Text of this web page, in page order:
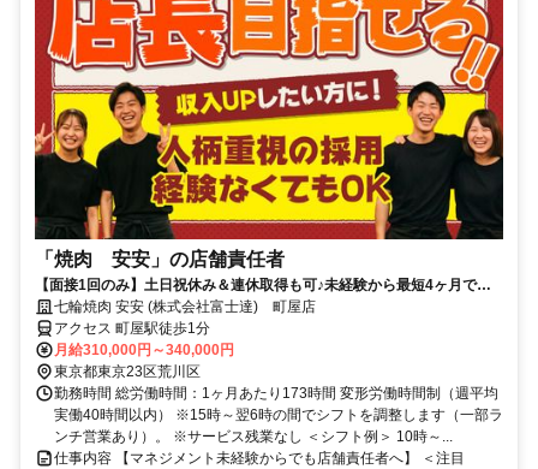
「焼肉 安安」の店舗責任者
【面接1回のみ】土日祝休み＆連休取得も可♪未経験から最短4ヶ月で店
長へ♪仕事もプライベートも充実させたい方にぴったり
七輪焼肉 安安 (株式会社富士達) 町屋店
アクセス 町屋駅徒歩1分
月給310,000円～340,000円
東京都東京23区荒川区
勤務時間 総労働時間：1ヶ月あたり173時間 変形労働時間制（週平均
実働40時間以内） ※15時～翌6時の間でシフトを調整します（一部ラ
ンチ営業あり）。 ※サービス残業なし ＜シフト例＞ 10時～...
仕事内容 【マネジメント未経験からでも店舗責任者へ】 ＜注目